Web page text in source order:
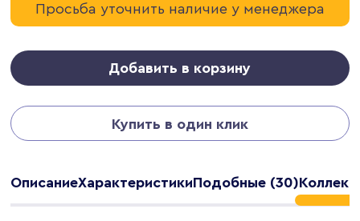
Просьба уточнить наличие у менеджера
Добавить в корзину
Купить в один клик
ОписаниеХарактеристикиПодобные (30)